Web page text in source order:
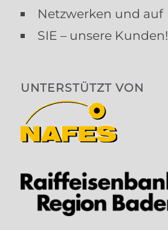
Netzwerken und auf
SIE – unsere Kunden!
UNTERSTÜTZT VON